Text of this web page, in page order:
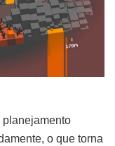
planejamento
o que torna